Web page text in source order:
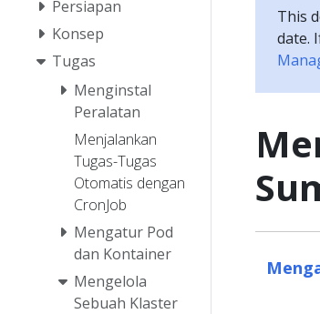
Persiapan
Konsep
Tugas
Menginstal
Peralatan
Menjalankan
Tugas-Tugas
Otomatis dengan
CronJob
Mengatur Pod
dan Kontainer
Mengelola
Sebuah Klaster
This
date.